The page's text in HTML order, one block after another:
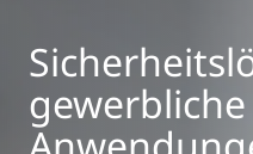
gewerbliche